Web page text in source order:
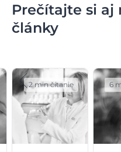
Prečítajte si aj
články
2 min čítanie 6